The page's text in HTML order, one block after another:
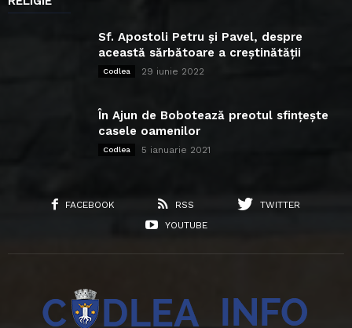
Sf. Apostoli Petru și Pavel, despre
această sărbătoare a creștinătății
Codlea 29 iunie 2022
În Ajun de Bobotează preotul sfințește
casele oamenilor
Codlea 5 ianuarie 2021
FACEBOOK RSS
TWITTER
YOUTUBE